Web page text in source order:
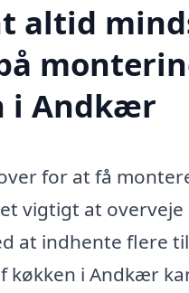
altid
i Andkær
for at få
vigtigt at overveje
at indhente flere
køkken i Andkær